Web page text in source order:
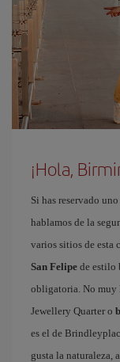
¡Hola,
Si has reservado
hablamos de la
varios sitios de esta
San Felipe de estilo
obligatoria. No muy
Jewellery Quarter o
es el de
gusta la naturaleza,